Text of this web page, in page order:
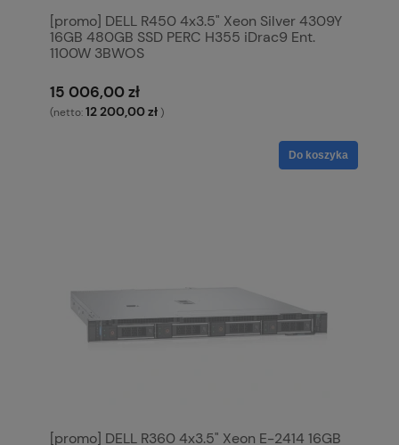
[promo] DELL R450 4x3.5" Xeon Silver 4309Y
16GB 480GB SSD PERC H355 iDrac9 Ent.
1100W 3BWOS
15 006,00 zł
(netto:12 200,00 zł )
Do koszyka
[promo] DELL R360 4x3.5" Xeon E-2414 16GB